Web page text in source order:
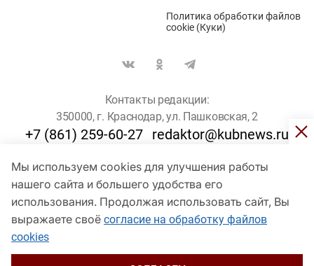
Мы используем cookies для улучшения работы
нашего сайта и большего удобства его
использования. Продолжая использовать сайт, Вы
выражаете своё согласие на обработку файлов
cookies
Политика обработки файлов
cookie (Куки)
Контакты редакции:
350000, г. Краснодар, ул. Пашковская, 2
+7 (861) 259-60-27 redaktor@kubnews.ru
Для пользователей старше 16 лет
© Кубанские Новости, 2017
Сетевое издание «kubnews» зарегистрировано Федеральной
службой по надзору в сфере связи, информационных технологий
и массовых коммуникаций (Роскомнадзор). Регистрационный